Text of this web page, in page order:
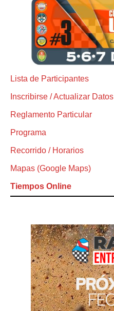
Lista de Participantes
Inscribirse / Actualizar Datos
Reglamento Particular
Programa
Recorrido / Horarios
Mapas (Google Maps)
Tiempos Online